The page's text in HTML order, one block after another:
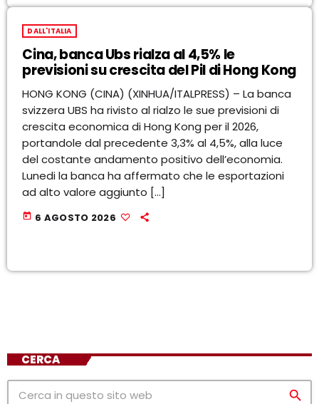
DALL'ITALIA
Cina, banca Ubs rialza al 4,5% le
previsioni su crescita del Pil di Hong Kong
HONG KONG (CINA) (XINHUA/ITALPRESS) – La banca
svizzera UBS ha rivisto al rialzo le sue previsioni di
crescita economica di Hong Kong per il 2026,
portandole dal precedente 3,3% al 4,5%, alla luce
del costante andamento positivo dell’economia.
Lunedi la banca ha affermato che le esportazioni
ad alto valore aggiunto […]
today 6 AGOSTO 2026
CERCA
search